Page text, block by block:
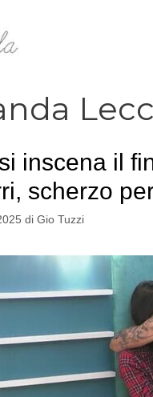
inscena il
scherzo
di Gio Tuzzi